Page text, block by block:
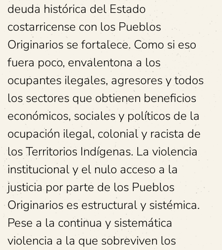
deuda histórica del Estado
costarricense con los Pueblos
Originarios se fortalece. Como si eso
fuera poco, envalentona a los
ocupantes ilegales, agresores y todos
los sectores que obtienen beneficios
económicos, sociales y políticos de la
ocupación ilegal, colonial y racista de
los Territorios Indígenas. La violencia
institucional y el nulo acceso a la
justicia por parte de los Pueblos
Originarios es estructural y sistémica.
Pese a la continua y sistemática
violencia a la que sobreviven los